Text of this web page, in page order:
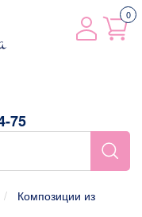
75
0
Композиции из